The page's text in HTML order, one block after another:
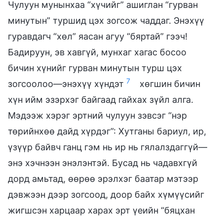
Чулуун мунынхаа “хүчийг” ашиглан “гурван
минутын” туршид цэх зогсож чаддаг. Энэхүү
гуравдагч “хөл” яасан агуу “бяртай” гээч!
Бадируун, эв хавгүй, мунхаг хагас босоо
бичин хүнийг гурван минутын турш цэх
зогсоолоо—энэхүү хүндэт 7
хөгшин бичин
хүн ийм эзэрхэг байгаад гайхах зүйл алга.
Мэдээж хэрэг эртний чулуун зэвсэг “нэр
төрийнхөө дайд хүрдэг”: Хутганы бариул, ир,
үзүүр байвч ганц гэм нь ир нь гялалздаггүй—
энэ хэчнээн энэлэнтэй. Бусад нь чадавхгүй
дорд амьтад, өөрөө эрэлхэг баатар мэтээр
дэвжээн дээр зогсоод, доор байх хүмүүсийг
жигшсэн харцаар харах эрт үеийн “бяцхан